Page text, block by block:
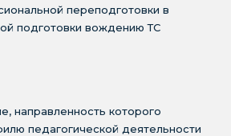
переподготовки в
подготовки вождению ТС
направленность которого
педагогической деятельности